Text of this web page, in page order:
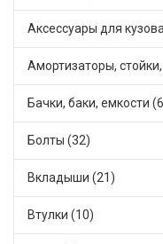
Бачки, баки, емкости
Болты (32)
Вкладыши (21)
Втулки (10)